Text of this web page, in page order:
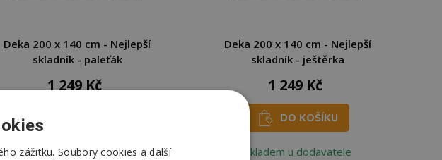
Deka 200 x 140 cm - Nejlepší
skladník - paleťák
1 249 Kč
Skladem u dodavatele
Deka 200 x 140 cm - Nejlepší
skladník - ještěrka
1 249 Kč
DO KOŠÍKU
Skladem u dodavatele
zážitku. Soubory cookies a další